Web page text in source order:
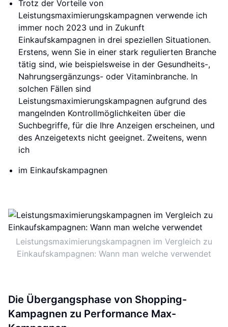
Trotz der Vorteile von
Leistungsmaximierungskampagnen verwende ich
immer noch 2023 und in Zukunft
Einkaufskampagnen in drei speziellen Situationen.
Erstens, wenn Sie in einer stark regulierten Branche
tätig sind, wie beispielsweise in der Gesundheits-,
Nahrungsergänzungs- oder Vitaminbranche. In
solchen Fällen sind
Leistungsmaximierungskampagnen aufgrund des
mangelnden Kontrollmöglichkeiten über die
Suchbegriffe, für die Ihre Anzeigen erscheinen, und
des Anzeigetexts nicht geeignet. Zweitens, wenn
ich
im Einkaufskampagnen
Leistungsmaximierungskampagnen im Vergleich zu
Einkaufskampagnen: Wann man welche verwendet
Die Übergangsphase von Shopping-
Kampagnen zu Performance Max-